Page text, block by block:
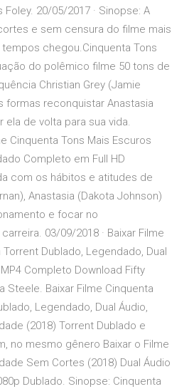
20/05/2017 · Sinopse: A
e sem censura do filme mais
chegou.Cinquenta Tons
do polêmico filme 50 tons de
Christian Grey (Jamie
formas reconquistar Anastasia
ela de volta para sua vida.
Cinquenta Tons Mais Escuros
Completo em Full HD
com os hábitos e atitudes de
Anastasia (Dakota Johnson)
e focar no
03/09/2018 · Baixar Filme
Dublado, Legendado, Dual
MP4 Completo Download Fifty
Steele. Baixar Filme Cinquenta
Legendado, Dual Áudio,
(2018) Torrent Dublado e
no mesmo gênero Baixar o Filme
Sem Cortes (2018) Dual Áudio
Dublado. Sinopse: Cinquenta